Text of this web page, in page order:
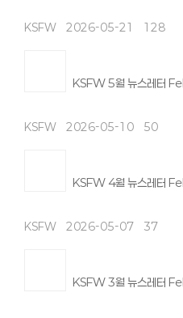
KSFW 2026-05-21 128
KSFW 5월 뉴스레터
KSFW 2026-05-10 50
KSFW 4월 뉴스레터
KSFW 2026-05-07 37
KSFW 3월 뉴스레터